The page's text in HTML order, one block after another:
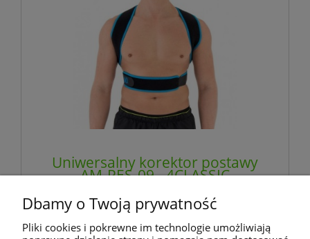
Uniwersalny korektor postawy
AM-PES-09 - 4CLASSIC
222,00 zł
zawiera 8% VAT, bez kosztów dostawy
Dbamy o Twoją prywatność
Pliki cookies i pokrewne im technologie umożliwiają